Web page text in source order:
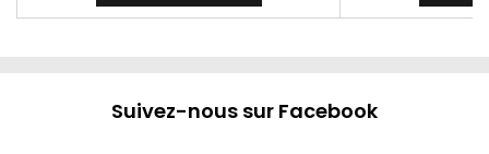
Suivez-nous sur Facebook